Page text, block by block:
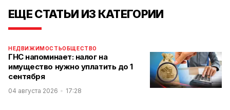
ЕЩЕ СТАТЬИ ИЗ КАТЕГОРИИ
НЕДВИЖИМОСТЬОБЩЕСТВО
ГНС напоминает: налог на
имущество нужно уплатить до 1
сентября
04 августа 2026 17:28